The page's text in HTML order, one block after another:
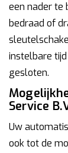
een nader te
bedraad of
instelbare
gesloten.
Service
Uw
ook tot de